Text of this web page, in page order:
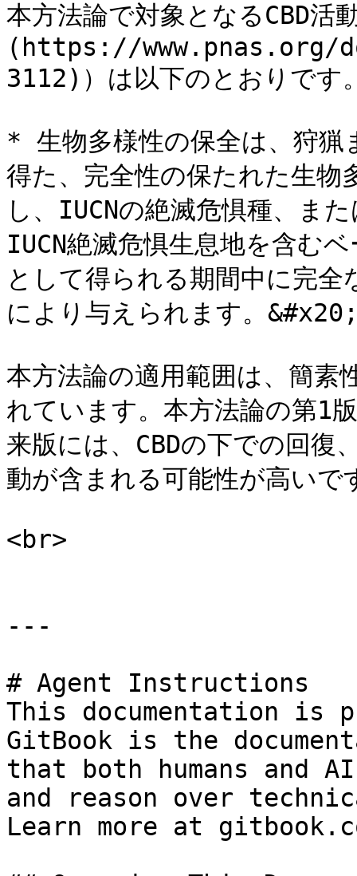
本方法論で対象となる
(https://www.pnas.org/
3112)）は以下のとおりです
* 生物多様性の保全は、狩猟
得た、完全性の保たれた生物
し、IUCNの絶滅危惧種、ま
IUCN絶滅危惧生息地を含む
として得られる期間中に完
により与えられます。
本方法論の適用範囲は、簡素
れています。本方法論の第1
来版には、CBDの下での回復
動が含まれる可能性が高いで
<br>
---
# Agent Instructions
This documentation is
GitBook is the
that both humans and
and reason over
Learn more at